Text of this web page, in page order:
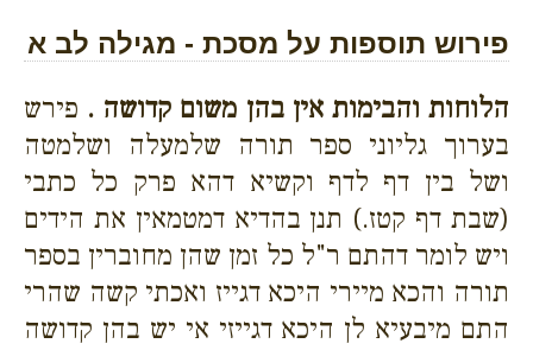
פירוש תוספות על מסכת - מגילה לב א
הלוחות והבימות אין בהן משום קדושה . פירש
בערוך גליוני ספר תורה שלמעלה ושלמטה
ושל בין דף לדף וקשיא דהא פרק כל כתבי
(שבת דף קטז.) תנן בהדיא דמטמאין את הידים
ויש לומר דהתם ר"ל כל זמן שהן מחוברין בספר
תורה והכא מיירי היכא דגייז ואכתי קשה שהרי
התם מיבעיא לן היכא דגייזי אי יש בהן קדושה